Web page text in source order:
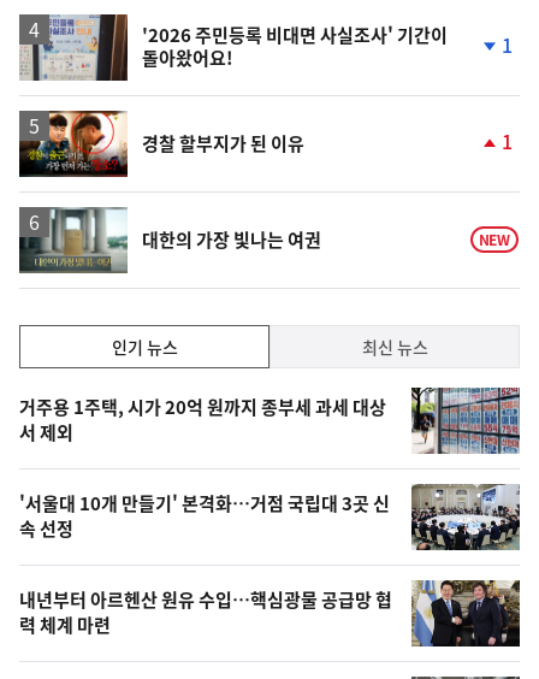
'2026 주민등록 비대면 사실조사' 기간이
돌아왔어요!
하
1
영
상
경찰 할부지가 된 이유
상
승
1
영
상
대한의 가장 빛나는 여권 NEW
기,
최
신,
오
늘
의
영
상
인기 뉴스 최신 뉴스
기
뉴
스
거주용 1주택, 시가 20억 원까지 종부세 과세 대상
서 제외
'서울대 10개 만들기' 본격화…거점 국립대 3곳 신
속 선정
내년부터 아르헨산 원유 수입…핵심광물 공급망 협
력 체계 마련